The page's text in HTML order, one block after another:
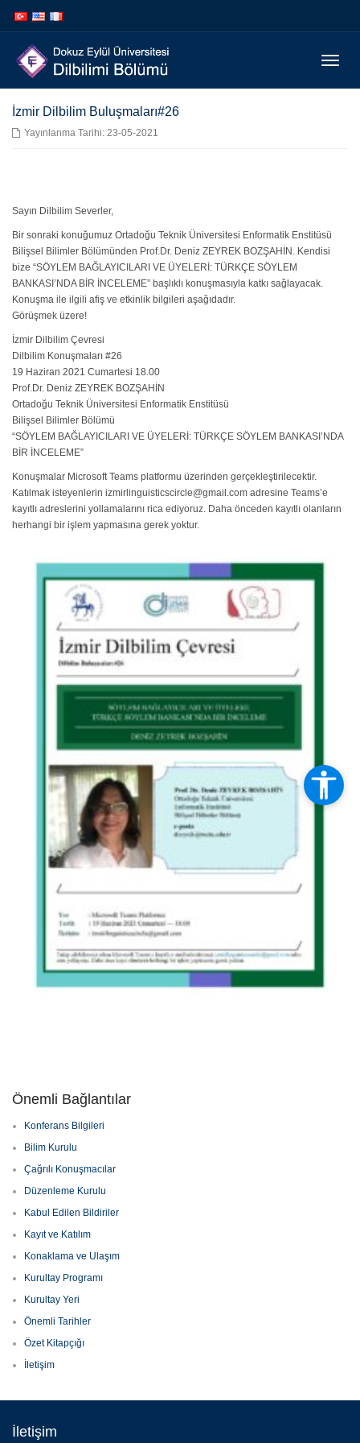
atla
atla
İzmir Dilbilim Buluşmaları#26
Yayınlanma Tarihi: 23-05-2021
Sayın Dilbilim Severler,
Bir sonraki konuğumuz Ortadoğu Teknik Üniversitesi Enformatik Enstitüsü
Bilişsel Bilimler Bölümünden Prof.Dr. Deniz ZEYREK BOZŞAHİN. Kendisi
bize “SÖYLEM BAĞLAYICILARI VE ÜYELERİ: TÜRKÇE SÖYLEM
BANKASI’NDA BİR İNCELEME” başlıklı konuşmasıyla katkı sağlayacak.
Konuşma ile ilgili afiş ve etkinlik bilgileri aşağıdadır.
Görüşmek üzere!
İzmir Dilbilim Çevresi
Dilbilim Konuşmaları #26
19 Haziran 2021 Cumartesi 18.00
Prof.Dr. Deniz ZEYREK BOZŞAHİN
Ortadoğu Teknik Üniversitesi Enformatik Enstitüsü
Bilişsel Bilimler Bölümü
“SÖYLEM BAĞLAYICILARI VE ÜYELERİ: TÜRKÇE SÖYLEM BANKASI’NDA
BİR İNCELEME”
Konuşmalar Microsoft Teams platformu üzerinden gerçekleştirilecektir.
Katılmak isteyenlerin izmirlinguisticscircle@gmail.com adresine Teams’e
kayıtlı adreslerini yollamalarını rica ediyoruz. Daha önceden kayıtlı olanların
herhangi bir işlem yapmasına gerek yoktur.
Önemli Bağlantılar
Konferans Bilgileri
Bilim Kurulu
Çağrılı Konuşmacılar
Düzenleme Kurulu
Kabul Edilen Bildiriler
Kayıt ve Katılım
Konaklama ve Ulaşım
Kurultay Programı
Kurultay Yeri
Önemli Tarihler
Özet Kitapçığı
İletişim
İletişim